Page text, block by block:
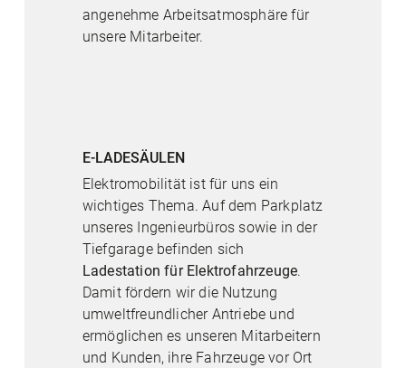
angenehme Arbeitsatmosphäre für
unsere Mitarbeiter.
E-LADESÄULEN
Elektromobilität ist für uns ein
wichtiges Thema. Auf dem Parkplatz
unseres Ingenieurbüros sowie in der
Tiefgarage befinden sich
Ladestation für Elektrofahrzeuge.
Damit fördern wir die Nutzung
umweltfreundlicher Antriebe und
ermöglichen es unseren Mitarbeitern
und Kunden, ihre Fahrzeuge vor Ort